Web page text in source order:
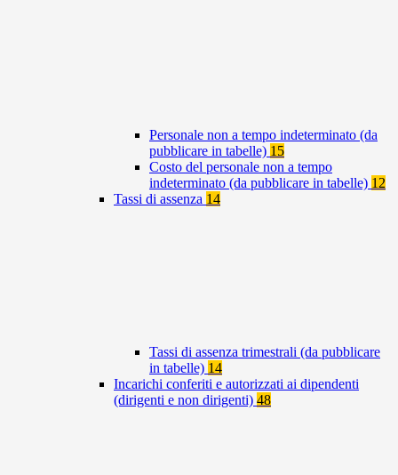
Personale non a tempo indeterminato (da
pubblicare in tabelle) 15
Costo del personale non a tempo
indeterminato (da pubblicare in tabelle) 12
Tassi di assenza 14
Tassi di assenza trimestrali (da pubblicare
in tabelle) 14
Incarichi conferiti e autorizzati ai dipendenti
(dirigenti e non dirigenti) 48